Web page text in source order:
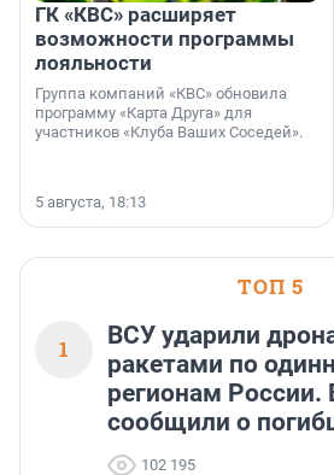
ГК «КВС» расширяет
возможности программы
лояльности
Группа компаний «КВС» обновила
программу «Карта Друга» для
участников «Клуба Ваших Соседей».
5 августа, 18:13
ТОП 5
1
ВСУ ударили
ракетами по
регионам России.
сообщили о
102 195